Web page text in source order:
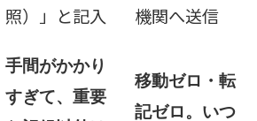
照）」と記入
機関へ送信
手間がかかり
すぎて、重要
移動ゼロ・転
記ゼロ。いつ